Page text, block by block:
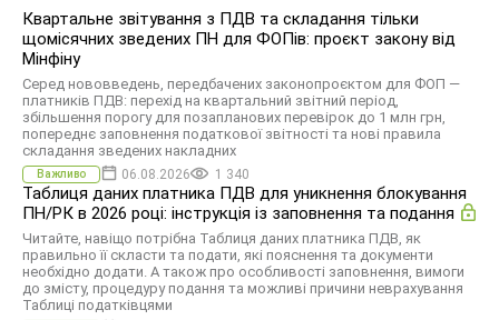
Квартальне звітування з ПДВ та складання тільки
щомісячних зведених ПН для ФОПів: проєкт закону від
Мінфіну
Серед нововведень, передбачених законопроєктом для ФОП —
платників ПДВ: перехід на квартальний звітний період,
збільшення порогу для позапланових перевірок до 1 млн грн,
попереднє заповнення податкової звітності та нові правила
складання зведених накладних
Важливо 06.08.2026 1 340
Таблиця даних платника ПДВ для уникнення блокування
ПН/РК в 2026 році: інструкція із заповнення та подання
Читайте, навіщо потрібна Таблиця даних платника ПДВ, як
правильно її скласти та подати, які пояснення та документи
необхідно додати. А також про особливості заповнення, вимоги
до змісту, процедуру подання та можливі причини неврахування
Таблиці податківцями